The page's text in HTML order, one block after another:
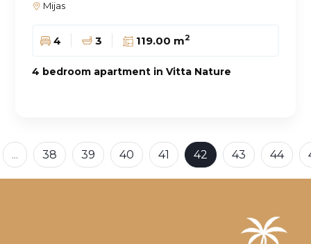
Mijas
4 3 119.00 m2
4 bedroom apartment in Vitta Nature
... 38 39 40 41 42 43 44